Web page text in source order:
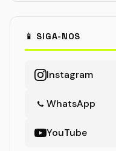
📱 SIGA-NOS
Instagram
WhatsApp
YouTube